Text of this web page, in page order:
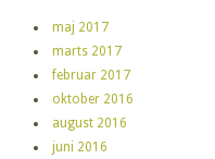
maj 2017
marts 2017
februar 2017
oktober 2016
august 2016
juni 2016